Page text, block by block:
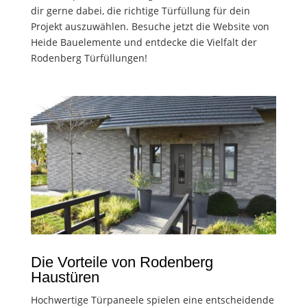
dir gerne dabei, die richtige Türfüllung für dein
Projekt auszuwählen. Besuche jetzt die Website von
Heide Bauelemente und entdecke die Vielfalt der
Rodenberg Türfüllungen!
Die Vorteile von Rodenberg
Haustüren
Hochwertige Türpaneele spielen eine entscheidende